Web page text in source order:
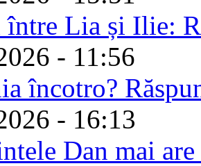
între Lia și Ilie:
- 11:56
încotro?
- 16:13
Dan mai